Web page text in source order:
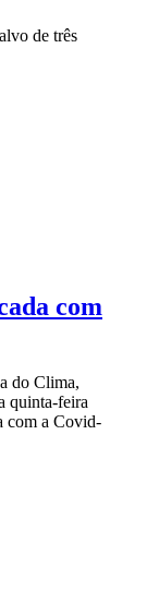
de três
com
do Clima,
quinta-feira
com a Covid-